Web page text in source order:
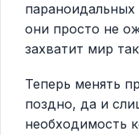
они просто не
захватит мир
Теперь менять
поздно, да и
необходимость